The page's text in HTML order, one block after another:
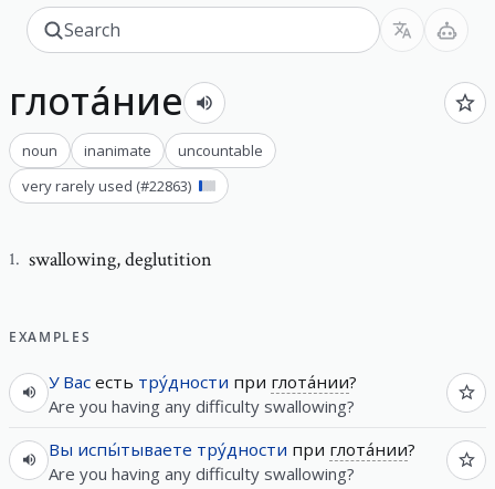
глота́ние
noun inanimate
uncountable
very rarely used (#22863)
1. swallowing,deglutition
EXAMPLES
У Вас есть тру́дности при глота́нии?
Are you having any difficulty swallowing?
Вы испы́тываете тру́дности при глота́нии?
Are you having any difficulty swallowing?